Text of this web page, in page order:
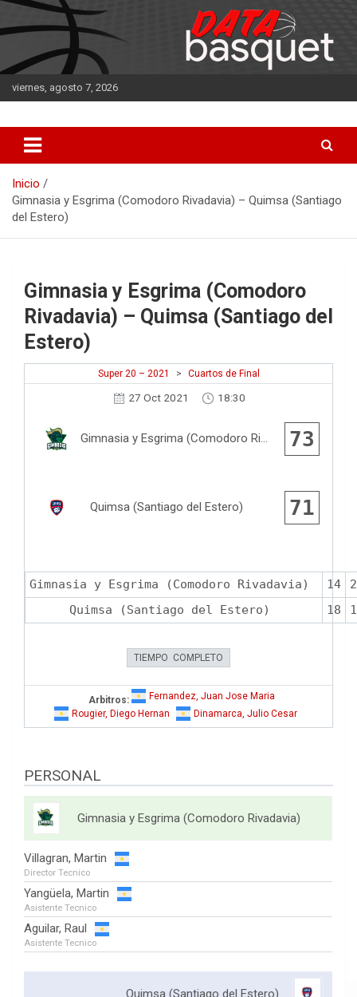
Saltar
al
contenido
viernes, agosto 7, 2026
DATA Basquet
Inicio
Gimnasia y Esgrima (Comodoro Rivadavia) – Quimsa (Santiago
del Estero)
Gimnasia y Esgrima (Comodoro
Rivadavia) – Quimsa (Santiago del
Estero)
Super 20 – 2021 > Cuartos de Final
27 Oct 2021 18:30
Gimnasia y Esgrima (Comodoro Rivadavia) 73
Quimsa (Santiago del Estero) 71
Gimnasia y Esgrima (Comodoro Rivadavia) 14
Quimsa (Santiago del Estero)
18
TIEMPO COMPLETO
Arbitros:
Fernandez, Juan Jose Maria
Rougier, Diego Hernan
Dinamarca, Julio Cesar
PERSONAL
Gimnasia y Esgrima (Comodoro Rivadavia)
Villagran, Martin
Director Tecnico
Yangüela, Martin
Asistente Tecnico
Aguilar, Raul
Asistente Tecnico
Quimsa (Santiago del Estero)